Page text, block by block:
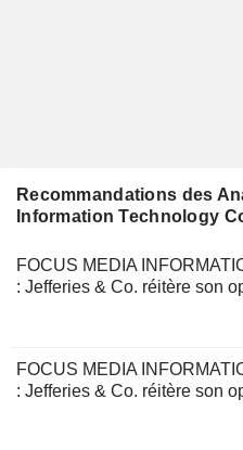
Recommandations des
Information Technology
FOCUS MEDIA
: Jefferies & Co. réitère son
FOCUS MEDIA
: Jefferies & Co. réitère son